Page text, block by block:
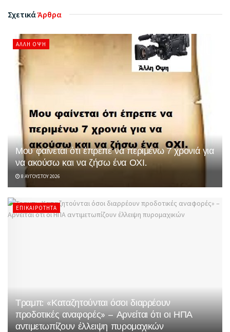
ΣχετικάΆρθρα
ΆΛΛΗ ΌΨΗ
Μου φαίνεται ότι έπρεπε να περιμένω 7 χρονιά για
να ακούσω και να ζήσω ένα ΟΧΙ.
8 ΑΥΓΟΎΣΤΟΥ 2026
ΕΠΙΚΑΙΡΌΤΗΤΑ
Τραμπ: «Καταζητούνται όσοι διαρρέουν
προδοτικές αναφορές» – Αρνείται ότι οι ΗΠΑ
αντιμετωπίζουν έλλειψη πυρομαχικών